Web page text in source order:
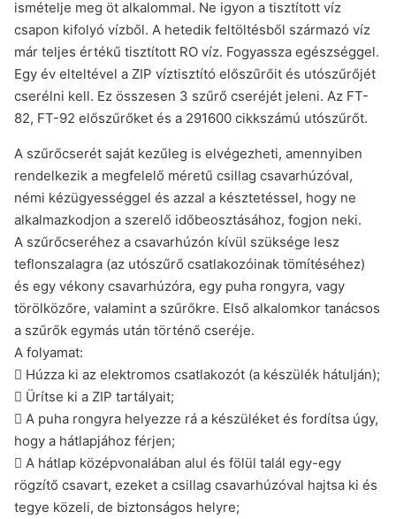
ismételje meg öt alkalommal. Ne igyon a tisztított víz
csapon kifolyó vízből. A hetedik feltöltésből származó víz
már teljes értékű tisztított RO víz. Fogyassza egészséggel.
Egy év elteltével a ZIP víztisztító előszűrőit és utószűrőjét
cserélni kell. Ez összesen 3 szűrő cseréjét jeleni. Az FT-
82, FT-92 előszűrőket és a 291600 cikkszámú utószűrőt.
A szűrőcserét saját kezűleg is elvégezheti, amennyiben
rendelkezik a megfelelő méretű csillag csavarhúzóval,
némi kézügyességgel és azzal a késztetéssel, hogy ne
alkalmazkodjon a szerelő időbeosztásához, fogjon neki.
A szűrőcseréhez a csavarhúzón kívül szüksége lesz
teflonszalagra (az utószűrő csatlakozóinak tömítéséhez)
és egy vékony csavarhúzóra, egy puha rongyra, vagy
törölközőre, valamint a szűrőkre. Első alkalomkor tanácsos
a szűrők egymás után történő cseréje.
A folyamat:
 Húzza ki az elektromos csatlakozót (a készülék hátulján);
 Ürítse ki a ZIP tartályait;
 A puha rongyra helyezze rá a készüléket és fordítsa úgy,
hogy a hátlapjához férjen;
 A hátlap középvonalában alul és fölül talál egy-egy
rögzítő csavart, ezeket a csillag csavarhúzóval hajtsa ki és
tegye közeli, de biztonságos helyre;